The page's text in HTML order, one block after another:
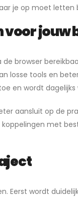
je op moet letten
voor jouw
browser
losse tools en
en wordt dagelijks
aansluit op de
met
Eerst wordt